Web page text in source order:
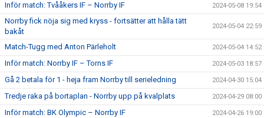
Inför match: Tvååkers IF – Norrby IF 2024-05-08 19:54
Norrby fick nöja sig med kryss - fortsätter att hålla tätt
bakåt
2024-05-04 22:59
Match-Tugg med Anton Pärleholt 2024-05-04 14:52
Inför match: Norrby IF – Torns IF 2024-05-03 18:57
Gå 2 betala för 1 - heja fram Norrby till serieledning 2024-04-30 15:04
Tredje raka på bortaplan - Norrby upp på kvalplats 2024-04-29 08:00
Inför match: BK Olympic – Norrby IF 2024-04-26 19:00